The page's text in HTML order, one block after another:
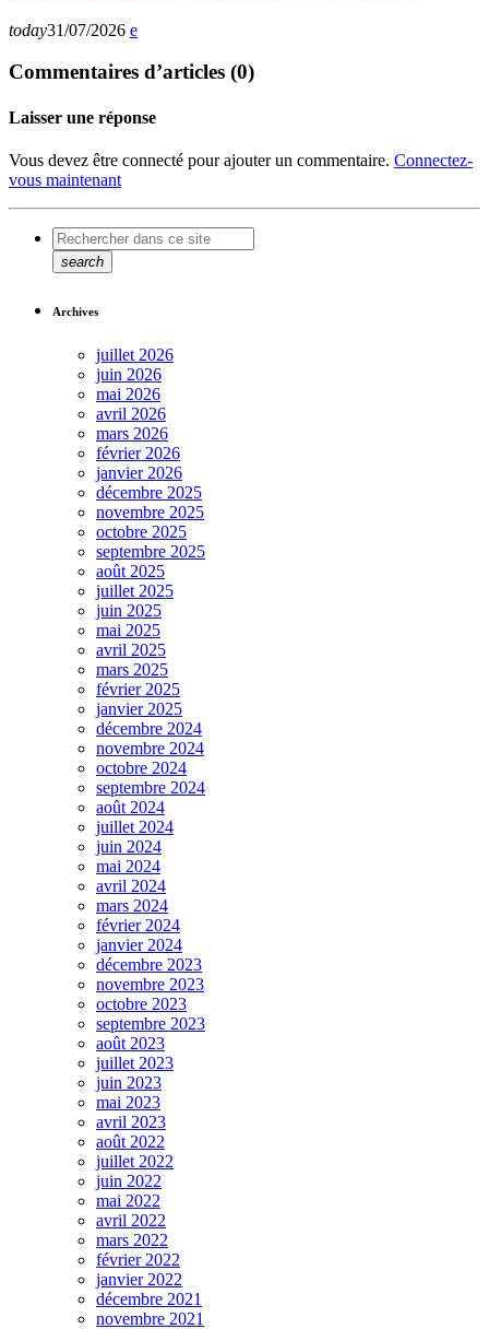
today31/07/2026
Commentaires d’articles (0)
Laisser une réponse
Vous devez être connecté pour ajouter un commentaire. Connectez-
vous maintenant
search
Archives
juillet 2026
juin 2026
mai 2026
avril 2026
mars 2026
février 2026
janvier 2026
décembre 2025
novembre 2025
octobre 2025
septembre 2025
août 2025
juillet 2025
juin 2025
mai 2025
avril 2025
mars 2025
février 2025
janvier 2025
décembre 2024
novembre 2024
octobre 2024
septembre 2024
août 2024
juillet 2024
juin 2024
mai 2024
avril 2024
mars 2024
février 2024
janvier 2024
décembre 2023
novembre 2023
octobre 2023
septembre 2023
août 2023
juillet 2023
juin 2023
mai 2023
avril 2023
août 2022
juillet 2022
juin 2022
mai 2022
avril 2022
mars 2022
février 2022
janvier 2022
décembre 2021
novembre 2021